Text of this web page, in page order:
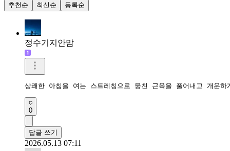
추천순
최신순 등록순
정수기지안맘
상쾌한 아침을 여는 스트레칭으로 뭉친 근육을 풀어내고 개운
0
답글 쓰기
2026.05.13 07:11